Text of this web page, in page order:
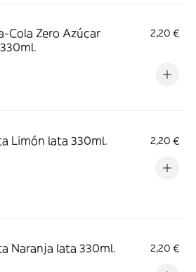
Cola Zero Azúcar
2,20 €
Limón lata 330ml. 2,20 €
Naranja lata 330ml. 2,20 €